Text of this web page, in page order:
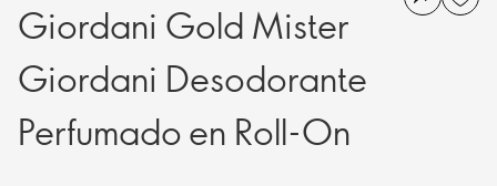
Giordani Gold Mister
Giordani Desodorante
Perfumado en Roll-On